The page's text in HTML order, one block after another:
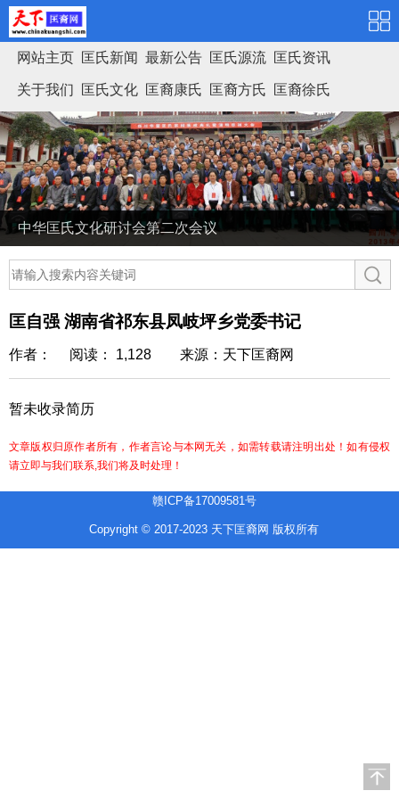
网站主页 匡氏新闻 最新公告 匡氏源流 匡氏资讯
关于我们 匡氏文化 匡裔康氏 匡裔方氏 匡裔徐氏
匡氏家谱
中华匡氏文化研讨会第二次会议
匡自强 湖南省祁东县凤岐坪乡党委书记
作者： 阅读： 1,128 来源：天下匡裔网
暂未收录简历
文章版权归原作者所有，作者言论与本网无关，如需转载请注明出处！如有侵权
请立即与我们联系,我们将及时处理！
赣ICP备17009581号
Copyright © 2017-2023 天下匡裔网 版权所有